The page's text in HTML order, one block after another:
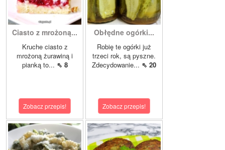
Ciasto z mrożoną...
Kruche ciasto z
mrożoną żurawiną i
pianką to... ⇖ 8
Zobacz przepis!
Obłędne ogórki...
Robię te ogórki już
trzeci rok, są pyszne.
Zdecydowanie... ⇖ 20
Zobacz przepis!